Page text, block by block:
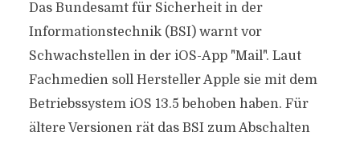
Das Bundesamt für Sicherheit in der
Informationstechnik (BSI) warnt vor
Schwachstellen in der iOS-App "Mail". Laut
Fachmedien soll Hersteller Apple sie mit dem
Betriebssystem iOS 13.5 behoben haben. Für
ältere Versionen rät das BSI zum Abschalten